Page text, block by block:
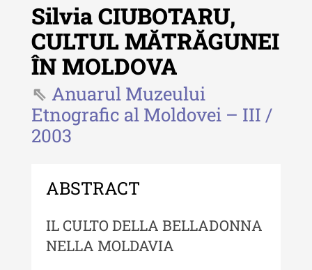
Revista "Cercetări istorice"
Revista "Cercetări istorice" - XLIV
- 2025
Revista "Cercetări istorice" - XLIII
Revista "Cercetări istorice" - XLII -
2023
Indexul Complet
Silvia CIUBOTARU,
CULTUL MĂTRĂGUNEI
ÎN MOLDOVA
Anuarul Muzeului
Etnografic al Moldovei – III /
2003
ABSTRACT
IL CULTO DELLA BELLADONNA
NELLA MOLDAVIA